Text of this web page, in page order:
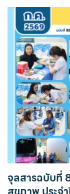
จุลสารฉบับที่